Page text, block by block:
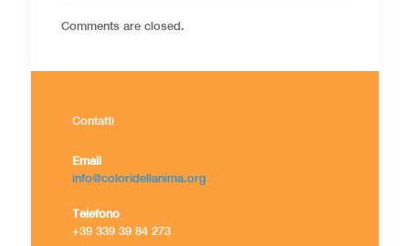
Comments are closed.
Contatti
Email
info@coloridellanima.org
Telefono
+39 339 39 84 273